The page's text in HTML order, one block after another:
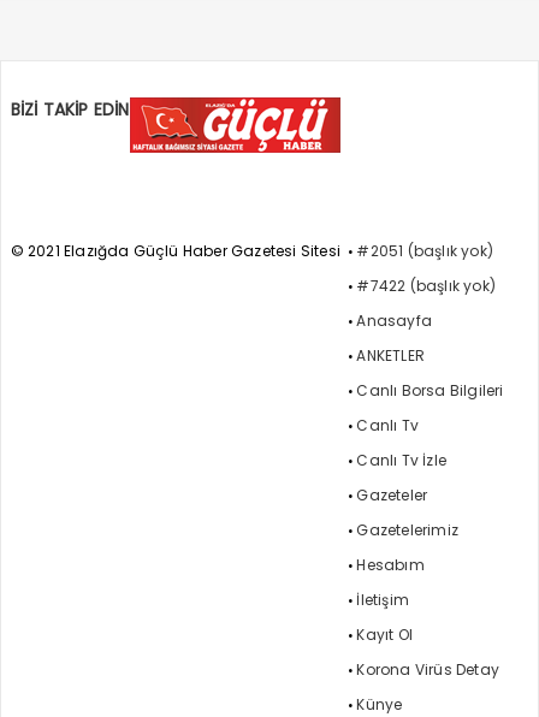
BİZİ TAKİP EDİN
© 2021 Elazığda Güçlü Haber Gazetesi Sitesi
#2051 (başlık yok)
#7422 (başlık yok)
Anasayfa
ANKETLER
Canlı Borsa Bilgileri
Canlı Tv
Canlı Tv İzle
Gazeteler
Gazetelerimiz
Hesabım
İletişim
Kayıt Ol
Korona Virüs Detay
Künye